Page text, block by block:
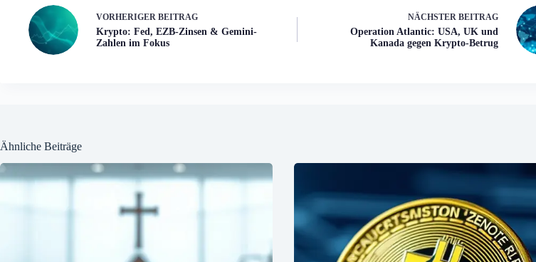
VORHERIGER BEITRAG
Krypto: Fed, EZB-Zinsen & Gemini-
Zahlen im Fokus
NÄCHSTER BEITRAG
Operation Atlantic: USA, UK und
Kanada gegen Krypto-Betrug
Ähnliche Beiträge